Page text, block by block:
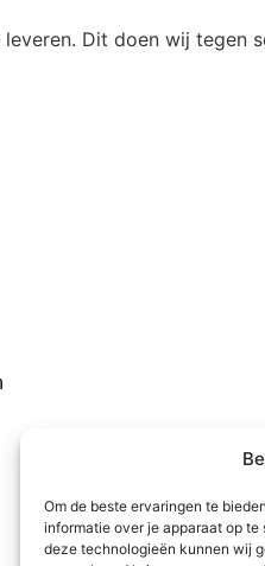
Om de beste ervaringen te
informatie over je apparaat op
deze technologieën kunnen wij
Dit doen wij tegen